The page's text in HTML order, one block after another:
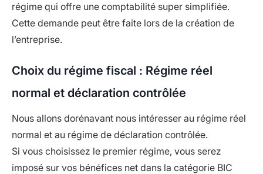
régime qui offre une comptabilité super simplifiée.
Cette demande peut être faite lors de la création de
l’entreprise.
Choix du régime fiscal : Régime réel
normal et déclaration contrôlée
Nous allons dorénavant nous intéresser au régime réel
normal et au régime de déclaration contrôlée.
Si vous choisissez le premier régime, vous serez
imposé sur vos bénéfices net dans la catégorie BIC